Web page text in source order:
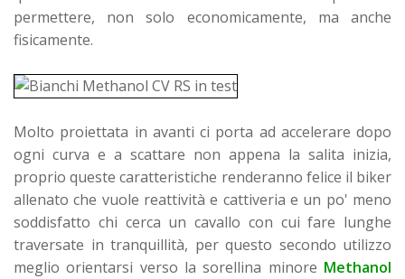
permettere, non solo economicamente, ma anche
fisicamente.
Molto proiettata in avanti ci porta ad accelerare dopo
ogni curva e a scattare non appena la salita inizia,
proprio queste caratteristiche renderanno felice il biker
allenato che vuole reattività e cattiveria e un po' meno
soddisfatto chi cerca un cavallo con cui fare lunghe
traversate in tranquillità, per questo secondo utilizzo
meglio orientarsi verso la sorellina minore Methanol